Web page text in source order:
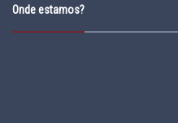
Onde estamos?